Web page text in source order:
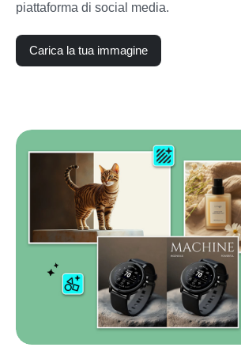
piattaforma di social media.
Carica la tua immagine